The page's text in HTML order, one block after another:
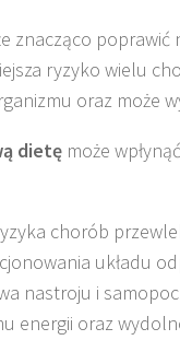
znacząco poprawić
ryzyko wielu
oraz może
dietę może
chorób
układu
nastroju i
energii oraz